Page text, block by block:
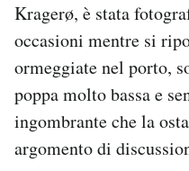
Kragerø, è stata
occasioni mentre si
ormeggiate nel porto,
poppa molto bassa e
ingombrante che la
argomento di